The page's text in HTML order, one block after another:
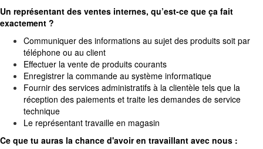
Un représentant des ventes internes, qu’est-ce que ça fait
exactement ?
Communiquer des informations au sujet des produits soit par
téléphone ou au client
Effectuer la vente de produits courants
Enregistrer la commande au système informatique
Fournir des services administratifs à la clientèle tels que la
réception des paiements et traite les demandes de service
technique
Le représentant travaille en magasin
Ce que tu auras la chance d'avoir en travaillant avec nous :